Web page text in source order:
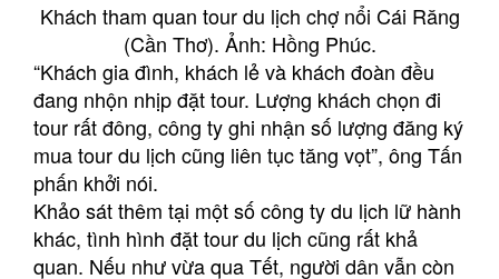
Khách tham quan tour du lịch chợ nổi Cái Răng
(Cần Thơ). Ảnh: Hồng Phúc.
“Khách gia đình, khách lẻ và khách đoàn đều
đang nhộn nhịp đặt tour. Lượng khách chọn đi
tour rất đông, công ty ghi nhận số lượng đăng ký
mua tour du lịch cũng liên tục tăng vọt”, ông Tấn
phấn khởi nói.
Khảo sát thêm tại một số công ty du lịch lữ hành
khác, tình hình đặt tour du lịch cũng rất khả
quan. Nếu như vừa qua Tết, người dân vẫn còn